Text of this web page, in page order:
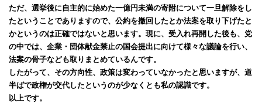
ただ、選挙後に自主的に始めた一億円未満の寄附について一旦解除をし
たということでありますので、公約を撤回したとか法案を取り下げたと
かというのは正確ではないと思います。現に、受入れ再開した後も、党
の中では、企業・団体献金禁止の国会提出に向けて様々な議論を行い、
法案の骨子なども取りまとめているんです。
したがって、その方向性、政策は変わっていなかったと思いますが、道
半ばで政権が交代したというのが少なくとも私の認識です。
以上です。